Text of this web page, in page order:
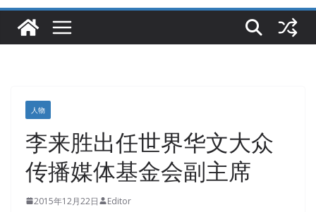
人物
李来胜出任世界华文大众
传播媒体基金会副主席
2015年12月22日 Editor